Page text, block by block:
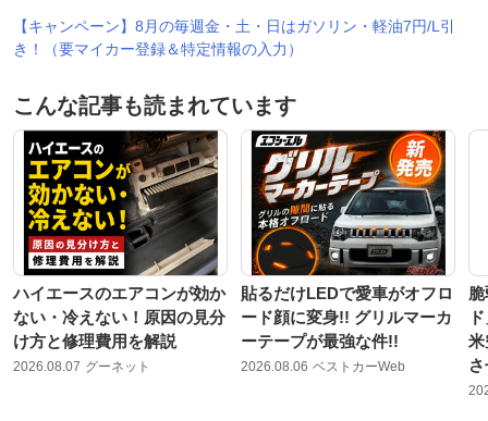
【キャンペーン】8月の毎週金・土・日はガソリン・軽油7円/L引
き！（要マイカー登録＆特定情報の入力）
こんな記事も読まれています
ハイエースのエアコンが効か
ない・冷えない！原因の見分
け方と修理費用を解説
2026.08.07 グーネット
貼るだけLEDで愛車がオフロ
ード顔に変身!! グリルマーカ
ーテープが最強な件!!
2026.08.06 ベストカーWeb
米